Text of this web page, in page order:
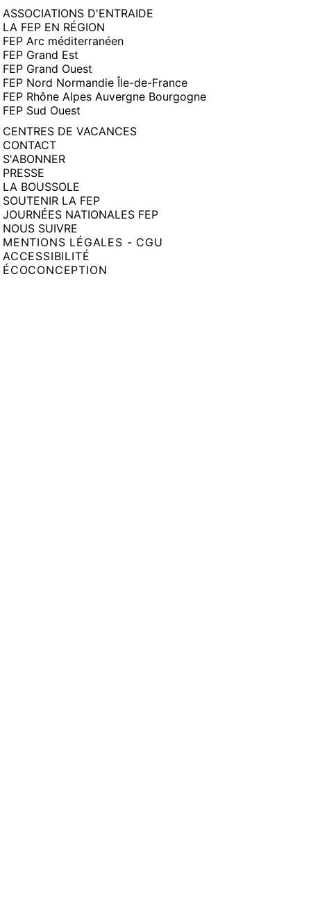
ASSOCIATIONS D'ENTRAIDE
LA FEP EN RÉGION
FEP Arc méditerranéen
FEP Grand Est
FEP Grand Ouest
FEP Nord Normandie Île-de-France
FEP Rhône Alpes Auvergne Bourgogne
FEP Sud Ouest
CENTRES DE VACANCES
CONTACT
S'ABONNER
PRESSE
LA BOUSSOLE
SOUTENIR LA FEP
JOURNÉES NATIONALES FEP
NOUS SUIVRE
MENTIONS LÉGALES - CGU
ACCESSIBILITÉ
ÉCOCONCEPTION